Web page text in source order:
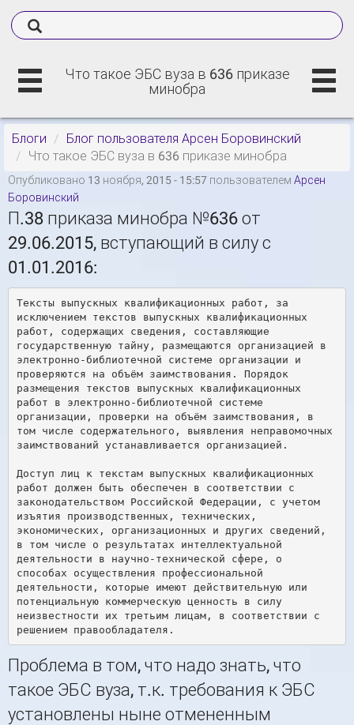
Что такое ЭБС вуза в 636 приказе
минобра
Блоги
Блог пользователя Арсен Боровинский
Что такое ЭБС вуза в 636 приказе минобра
Опубликовано 13 ноября, 2015 - 15:57 пользователем Арсен
Боровинский
П.38 приказа минобра №636 от
29.06.2015, вступающий в силу с
01.01.2016:
Тексты выпускных квалификационных работ, за
исключением текстов выпускных квалификационных
работ, содержащих сведения, составляющие
государственную тайну, размещаются организацией в
электронно-библиотечной системе организации и
проверяются на объём заимствования. Порядок
размещения текстов выпускных квалификационных
работ в электронно-библиотечной системе
организации, проверки на объём заимствования, в
том числе содержательного, выявления неправомочных
заимствований устанавливается организацией.
Доступ лиц к текстам выпускных квалификационных
работ должен быть обеспечен в соответствии с
законодательством Российской Федерации, с учетом
изъятия производственных, технических,
экономических, организационных и других сведений,
в том числе о результатах интеллектуальной
деятельности в научно-технической сфере, о
способах осуществления профессиональной
деятельности, которые имеют действительную или
потенциальную коммерческую ценность в силу
неизвестности их третьим лицам, в соответствии с
Проблема в том, что надо знать, что
такое ЭБС вуза, т.к. требования к ЭБС
установлены ныне отмененным